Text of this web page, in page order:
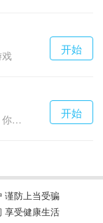
开始
开始
？
谨防上当受骗
享受健康生活